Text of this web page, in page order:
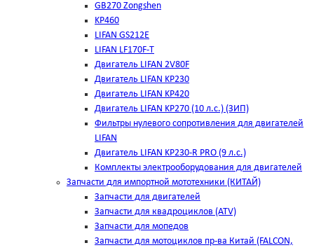
GB270 Zongshen
KP460
LIFAN GS212E
LIFAN LF170F-T
Двигатель LIFAN 2V80F
Двигатель LIFAN KP230
Двигатель LIFAN KP420
Двигатель LIFAN KP270 (10 л.с.) (ЗИП)
Фильтры нулевого сопротивления для двигателей
LIFAN
Двигатель LIFAN KP230-R PRO (9 л.с.)
Комплекты электрооборудования для двигателей
Запчасти для импортной мототехники (КИТАЙ)
Запчасти для двигателей
Запчасти для квадроциклов (ATV)
Запчасти для мопедов
Запчасти для мотоциклов пр-ва Китай (FALCON,